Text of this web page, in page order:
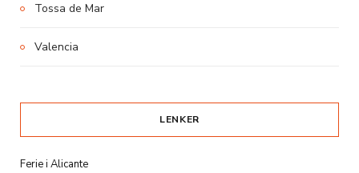
Tossa de Mar
Valencia
LENKER
Ferie i Alicante